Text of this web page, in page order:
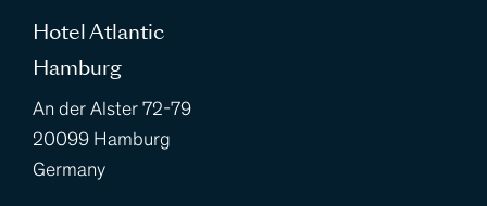
Hotel Atlantic
Hamburg
An der Alster 72-79
20099 Hamburg
Germany